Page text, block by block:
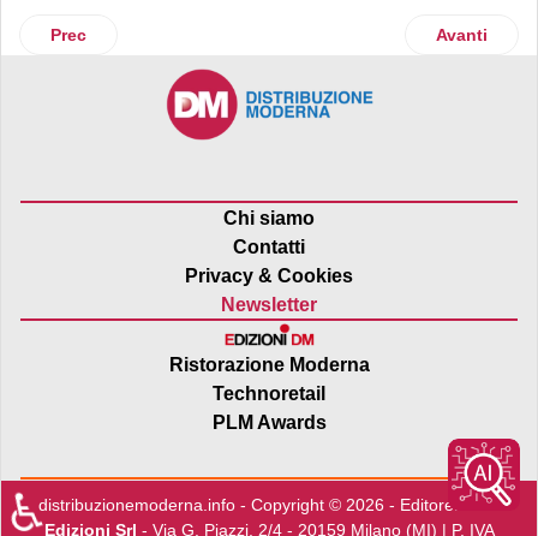
Articolo precedente: Bauli lancia il Pandoro e il Panettone
Prec Articolo
Avanti
Chi siamo
Contatti
Privacy & Cookies
Newsletter
Ristorazione Moderna
Technoretail
PLM Awards
distribuzionemoderna.info - Copyright © 2026 - Editore:Edra
Edizioni Srl - Via G. Piazzi, 2/4 - 20159 Milano (MI) | P. IVA